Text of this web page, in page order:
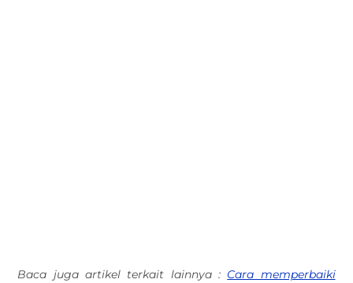
Baca juga artikel terkait lainnya : Cara memperbaiki